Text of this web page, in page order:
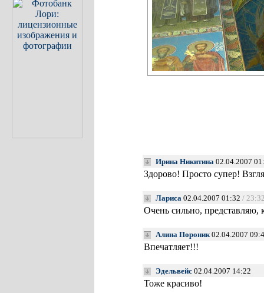
Ирина Никитина 02.04.2007
Здорово! Просто супер!
Лариса 02.04.2007 01:32 /
Очень сильно, представляю,
Алина Пороник02.04.2007
Впечатляет!!!
Эдельвейс 02.04.2007 14:22
Тоже красиво!